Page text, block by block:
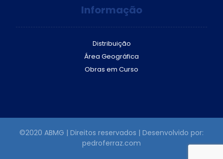
Informação
Distribuição
Área Geográfica
Obras em Curso
©2020 ABMG | Direitos reservados | Desenvolvido por:
pedroferraz.com